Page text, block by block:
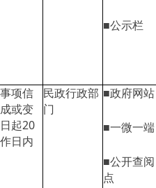
■公示栏
项信
或变
起20
日内
民政行政部
门
■政府网站
■一微一端
■公开查阅
点